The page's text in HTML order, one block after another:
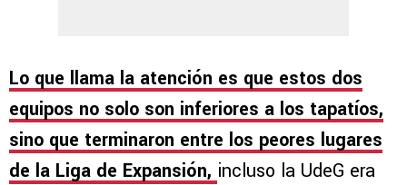
Lo que llama la atención es que estos dos
equipos no solo son inferiores a los tapatíos,
sino que terminaron entre los peores lugares
de la Liga de Expansión, incluso la UdeG era